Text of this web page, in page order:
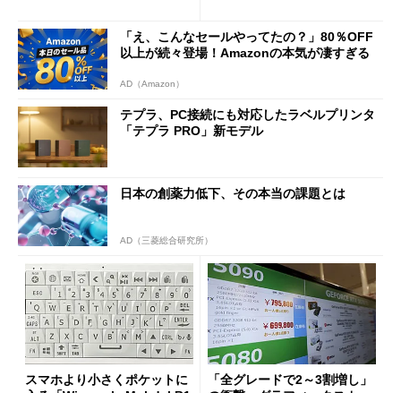
「え、こんなセールやってたの？」80％OFF
以上が続々登場！Amazonの本気が凄すぎる
AD（Amazon）
テプラ、PC接続にも対応したラベルプリンタ
「テプラ PRO」新モデル
日本の創薬力低下、その本当の課題とは
AD（三菱総合研究所）
スマホより小さくポケットに
「全グレードで2～3割増し」